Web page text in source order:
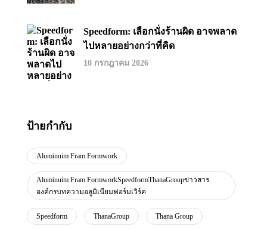
Speedform: เลือกนั่งร้านผิด อาจพลาด
ไปหลายอย่างกว่าที่คิด
10 กรกฎาคม 2026
ป้ายกำกับ
Aluminuim Fram Formwork
Aluminuim Fram FormworkSpeedformThanaGroupข่าวสาร
องค์กรบทความอลูมิเนียมฟอร์มเวิร์ค
Speedform ThanaGroup Thana Group